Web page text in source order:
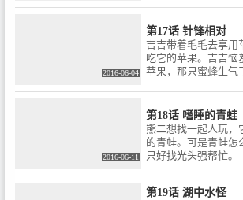
2016-06-04
第17话 针锋相对
吉吉带着毛毛去享用
吃它的苹果。吉吉恼
苹果，那只蜜蜂生气
2016-06-11
第18话 嗜睡的青蛙
熊二想找一起人玩，
的青蛙。可是青蛙怎
只好找光头强帮忙。
第19话 湖中水怪